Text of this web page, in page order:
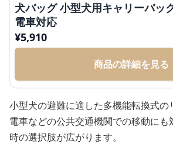
犬バッグ 小型犬用キャリーバッ
電車対応
¥5,910
商品の詳細を見る
小型犬の避難に適した多機能転換式の
電車などの公共交通機関での移動に
時の選択肢が広がります。